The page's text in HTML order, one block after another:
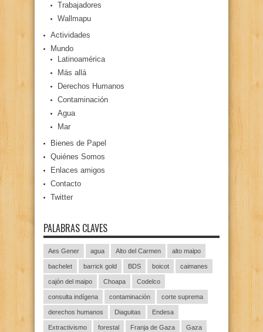
Trabajadores
Wallmapu
Actividades
Mundo
Latinoamérica
Más allá
Derechos Humanos
Contaminación
Agua
Mar
Bienes de Papel
Quiénes Somos
Enlaces amigos
Contacto
Twitter
PALABRAS CLAVES
Aes Gener agua Alto del Carmen alto maipo
bachelet barrick gold BDS boicot caimanes
cajón del maipo Choapa Codelco
consulta indígena contaminación corte suprema
derechos humanos Diaguitas Endesa
Extractivismo forestal Franja de Gaza Gaza